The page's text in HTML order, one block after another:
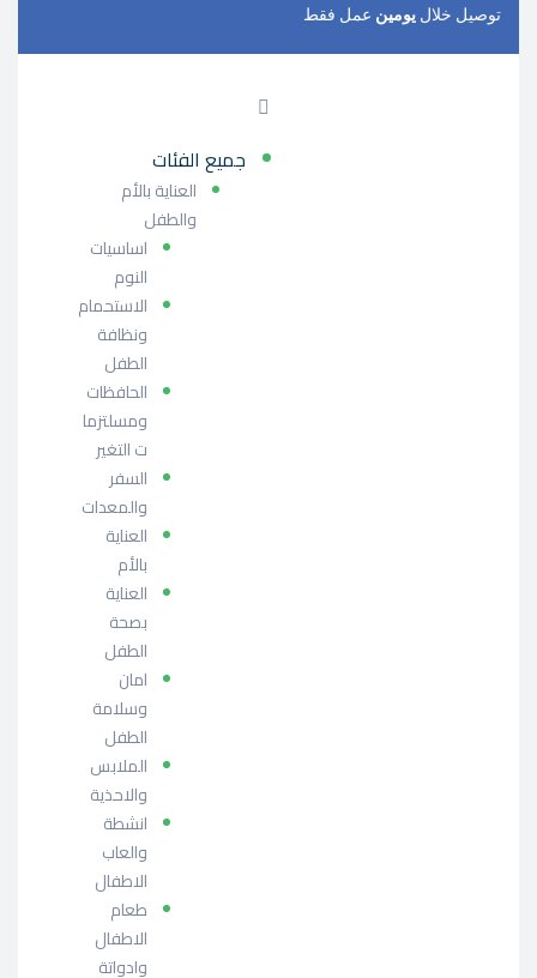
توصيل خلال يومين عمل فقط
جميع الفئات
العناية بالأم
والطفل
اساسيات
النوم
الاستحمام
ونظافة
الطفل
الحافظات
ومسلتزما
ت التغير
السفر
والمعدات
العناية
بالأم
العناية
بصحة
الطفل
امان
وسلامة
الطفل
الملابس
والاحذية
انشطة
والعاب
الاطفال
طعام
الاطفال
وادواتة